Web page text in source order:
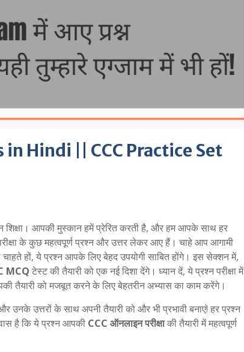
Hindi || CCC Practice Set
शिक्षा। आपकी मुस्कान हमें प्रेरित करती है, और हम आपके साथ हर
के कुछ महत्वपूर्ण प्रश्न और उत्तर लेकर आए हैं। चाहे आप आगामी
हों, ये प्रश्न आपके लिए बेहद उपयोगी साबित होंगे। इस सेक्शन में,
MCQ टेस्ट की तैयारी को एक नई दिशा देंगे। ध्यान दें, ये प्रश्न परीक्षा में
तैयारी को मजबूत करने के लिए बेहतरीन अभ्यास का काम करेंगे।
उनके उत्तरों के साथ अपनी तैयारी को और भी प्रभावी बनाएं! हर प्रश्न
है कि ये प्रश्न आपकी CCC ऑनलाइन परीक्षाकी तैयारी में महत्वपूर्ण